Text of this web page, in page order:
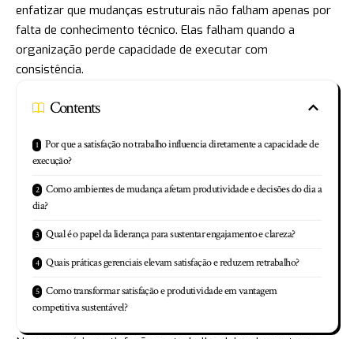
enfatizar que mudanças estruturais não falham apenas por
falta de conhecimento técnico. Elas falham quando a
organização perde capacidade de executar com
consistência.
Contents
Por que a satisfação no trabalho influencia diretamente a capacidade de
execução?
Como ambientes de mudança afetam produtividade e decisões do dia a
dia?
Qual é o papel da liderança para sustentar engajamento e clareza?
Quais práticas gerenciais elevam satisfação e reduzem retrabalho?
Como transformar satisfação e produtividade em vantagem
competitiva sustentável?